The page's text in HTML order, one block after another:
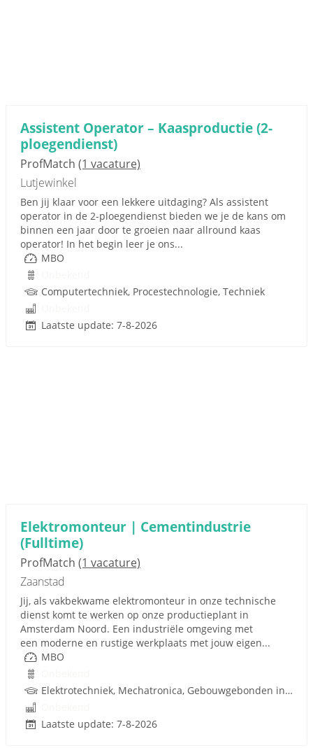
Assistent Operator – Kaasproductie (2-
ploegendienst)
ProfMatch (1 vacature)
Lutjewinkel
Ben jij klaar voor een lekkere uitdaging? Als assistent
operator in de 2-ploegendienst bieden we je de kans om
binnen een jaar door te groeien naar allround kaas
operator! In het begin leer je ons...
MBO
Computertechniek, Procestechnologie, Techniek
Laatste update: 7-8-2026
Elektromonteur | Cementindustrie
(Fulltime)
ProfMatch (1 vacature)
Zaanstad
Jij, als vakbekwame elektromonteur in onze technische
dienst komt te werken op onze productieplant in
Amsterdam Noord. Een industriële omgeving met
een moderne en rustige werkplaats met jouw eigen...
MBO
Elektrotechniek, Mechatronica, Gebouwgebonden installaties
Laatste update: 7-8-2026